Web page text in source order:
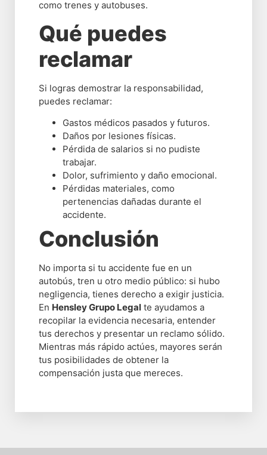
como trenes y autobuses.
Qué puedes
reclamar
Si logras demostrar la responsabilidad,
puedes reclamar:
Gastos médicos pasados y futuros.
Daños por lesiones físicas.
Pérdida de salarios si no pudiste
trabajar.
Dolor, sufrimiento y daño emocional.
Pérdidas materiales, como
pertenencias dañadas durante el
accidente.
Conclusión
No importa si tu accidente fue en un
autobús, tren u otro medio público: si hubo
negligencia, tienes derecho a exigir justicia.
En Hensley Grupo Legal te ayudamos a
recopilar la evidencia necesaria, entender
tus derechos y presentar un reclamo sólido.
Mientras más rápido actúes, mayores serán
tus posibilidades de obtener la
compensación justa que mereces.